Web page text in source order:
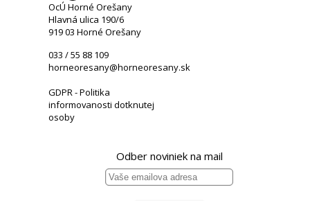
OcÚ Horné Orešany
Hlavná ulica 190/6
919 03 Horné Orešany
033 / 55 88 109
horneoresany@horneoresany.sk
GDPR - Politika
informovanosti dotknutej
osoby
Odber noviniek na mail